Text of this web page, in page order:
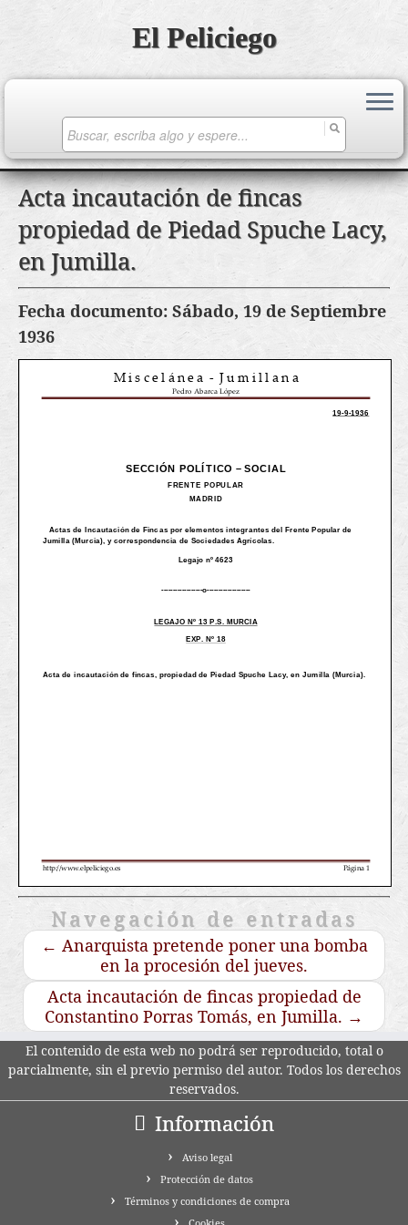
Saltar
contenido
El Peliciego
Acta incautación de fincas
propiedad de Piedad Spuche Lacy,
en Jumilla.
Fecha documento: Sábado, 19 de Septiembre
1936
Navegación de entradas
← Anarquista pretende poner una bomba
en la procesión del jueves.
Acta incautación de fincas propiedad de
Constantino Porras Tomás, en Jumilla. →
El contenido de esta web no podrá ser reproducido, total o
parcialmente, sin el previo permiso del autor. Todos los derechos
reservados.
Información
Aviso legal
Protección de datos
Términos y condiciones de compra